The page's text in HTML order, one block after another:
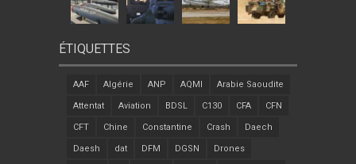
ÉTIQUETTES
AAF Algérie ANP AQMI Arabie Saoudite
Attentat Aviation BDSL C130 CFA CFN
CFT Chine Constantine Crash Daech
Daesh dat DFM DGSN Drones